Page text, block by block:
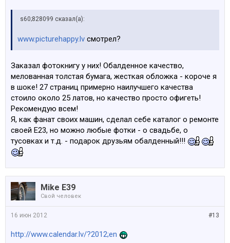
s60;828099 сказал(а):
www.picturehappy.lv смотрел?
Заказал фотокнигу у них! Обалденное качество,
мелованная толстая бумага, жесткая обложка - короче я
в шоке! 27 страниц примерно наилучшего качества
стоило около 25 латов, но качество просто офигеть!
Рекомендую всем!
Я, как фанат своих машин, сделал себе каталог о ремонте
своей Е23, но можно любые фотки - о свадьбе, о
тусовках и т.д. - подарок друзьям обалденный!!!
Mike E39
Свой человек
#13
16 июн 2012
http://www.calendar.lv/?2012;en